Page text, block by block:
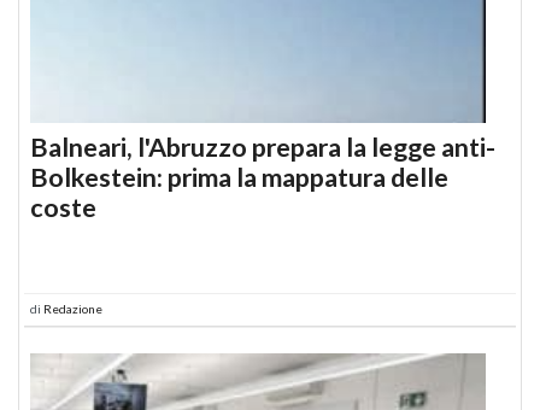
Balneari, l'Abruzzo prepara la legge anti-
Bolkestein: prima la mappatura delle
coste
di Redazione